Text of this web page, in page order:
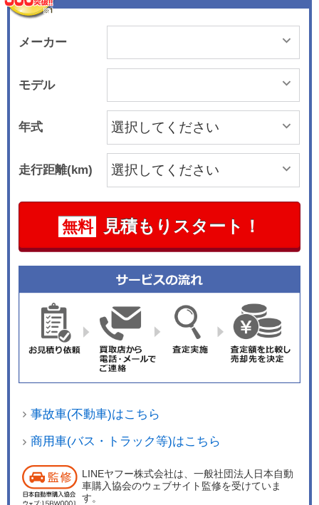
メーカー
モデル
年式
走行距離(km)
無料 見積もりスタート！
事故車(不動車)はこちら
商用車(バス・トラック等)はこちら
LINEヤフー株式会社は、一般社団法人日本自動
車購入協会のウェブサイト監修を受けていま
す。